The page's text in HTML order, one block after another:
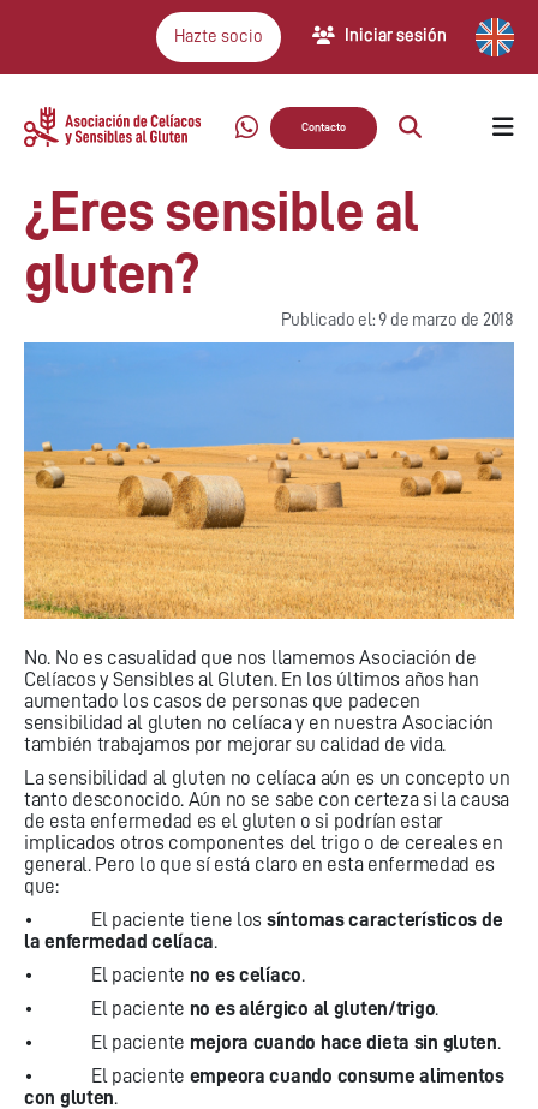
Hazte socio Iniciar sesión
Contacto
¿Eres sensible al
gluten?
Publicado el: 9 de marzo de 2018
No. No es casualidad que nos llamemos Asociación de
Celíacos y Sensibles al Gluten. En los últimos años han
aumentado los casos de personas que padecen
sensibilidad al gluten no celíaca y en nuestra Asociación
también trabajamos por mejorar su calidad de vida.
La sensibilidad al gluten no celíaca aún es un concepto un
tanto desconocido. Aún no se sabe con certeza si la causa
de esta enfermedad es el gluten o si podrían estar
implicados otros componentes del trigo o de cereales en
general. Pero lo que sí está claro en esta enfermedad es
que:
• El paciente tiene los síntomas característicos de
la enfermedad celíaca.
• El paciente no es celíaco.
• El paciente no es alérgico al gluten/trigo.
• El paciente mejora cuando hace dieta sin gluten.
• El paciente empeora cuando consume alimentos
con gluten.